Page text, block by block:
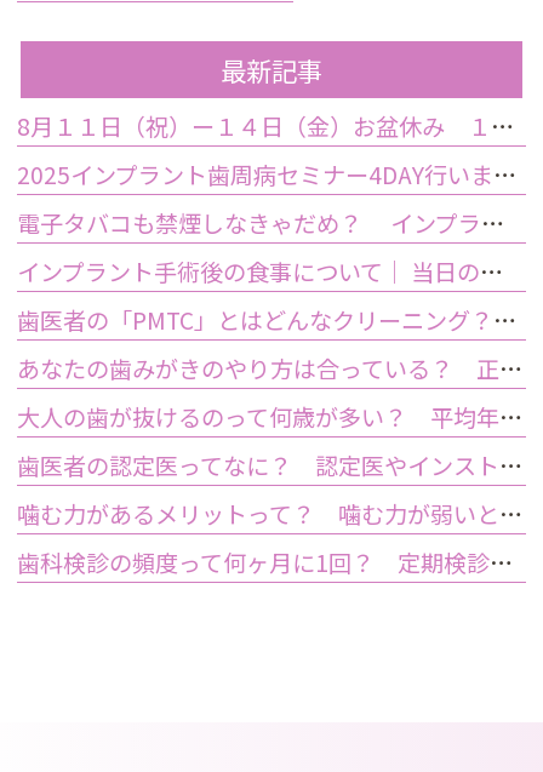
最新記事
8月１１日（祝）ー１４日（金）お盆休み １５日土曜日から診療しております
2025インプラント歯周病セミナー4DAY行いました
電子タバコも禁煙しなきゃだめ？ インプラント手術前後の喫煙が及ぼす影響とは？
インプラント手術後の食事について｜ 当日の注意点・いつから普通の食事ができる？
歯医者の「PMTC」とはどんなクリーニング？スケーリングとは何が違うの？
あなたの歯みがきのやり方は合っている？ 正しい歯みがき方法と間違った方法
大人の歯が抜けるのって何歳が多い？ 平均年齢と原因について
歯医者の認定医ってなに？ 認定医やインストラクターの資格を持つ歯医者のメリット
噛む力があるメリットって？ 噛む力が弱いとどうなるの？
歯科検診の頻度って何ヶ月に1回？ 定期検診って何するの？